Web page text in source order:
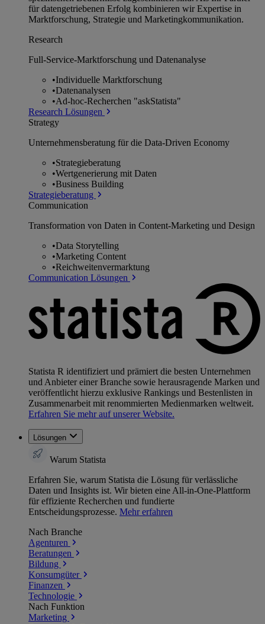
für datengetriebenen Erfolg kombinieren wir Expertise in
Marktforschung, Strategie und Marketingkommunikation.
Research
Full-Service-Marktforschung und Datenanalyse
•Individuelle Marktforschung
•Datenanalysen
•Ad-hoc-Recherchen "askStatista"
Research Lösungen
Strategy
Unternehmens­beratung für die Data-Driven Economy
•Strategieberatung
•Wertgenerierung mit Daten
•Business Building
Strategieberatung
Communication
Transformation von Daten in Content-Marketing und Design
•Data Storytelling
•Marketing Content
•Reichweitenvermarktung
Communication Lösungen
Statista R identifiziert und prämiert die besten Unternehmen
und Anbieter einer Branche sowie herausragende Marken und
veröffentlicht hierzu exklusive Rankings und Bestenlisten in
Zusammenarbeit mit renommierten Medienmarken weltweit.
Erfahren Sie mehr auf unserer Website.
Lösungen
Warum Statista
Erfahren Sie, warum Statista die Lösung für verlässliche
Daten und Insights ist. Wir bieten eine All-in-One-Plattform
für effiziente Recherchen und fundierte
Entscheidungsprozesse. Mehr erfahren
Nach Branche
Agenturen
Beratungen
Bildung
Konsumgüter
Finanzen
Technologie
Nach Funktion
Marketing